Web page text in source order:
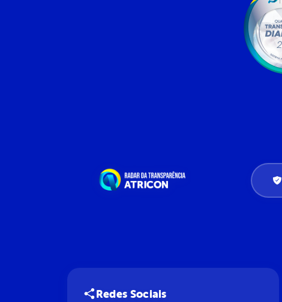
Redes Sociais